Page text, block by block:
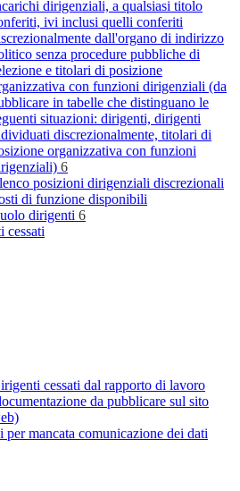
dirigenziali, a qualsiasi titolo
ivi inclusi quelli conferiti
dall'organo di indirizzo
senza procedure pubbliche di
e titolari di posizione
con funzioni dirigenziali (da
in tabelle che distinguano le
situazioni: dirigenti, dirigenti
discrezionalmente, titolari di
organizzativa con funzioni
6
posizioni dirigenziali discrezionali
di funzione disponibili
dirigenti 6
cessati
cessati dal rapporto di lavoro
da pubblicare sul sito
per mancata comunicazione dei dati